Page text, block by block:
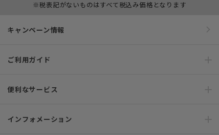
※税表記がないものはすべて税込み価格となります
キャンペーン情報
ご利用ガイド
便利なサービス
インフォメーション